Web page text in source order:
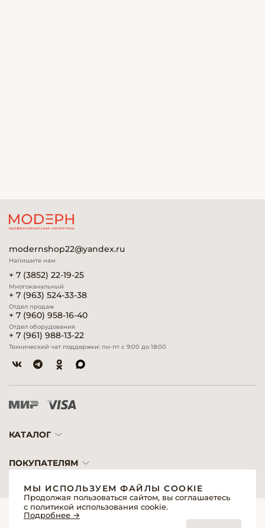
modernshop22@yandex.ru
Напишите нам
+ 7 (3852) 22-19-25
Многоканальный
+ 7 (963) 524-33-38
Отдел продаж
+ 7 (960) 958-16-40
Отдел оборудования
+ 7 (961) 988-13-22
Технический чат поддержки: пн-пт с 9:00 до 18:00
КАТАЛОГ
ПОКУПАТЕЛЯМ
© 2026 «Модерн»— Косметика и оборудование для профессионалов
Создание сайтов
МЫ ИСПОЛЬЗУЕМ ФАЙЛЫ COOKIE
Продолжая пользоваться сайтом, вы соглашаетесь
с политикой использования cookie.
Подробнее →